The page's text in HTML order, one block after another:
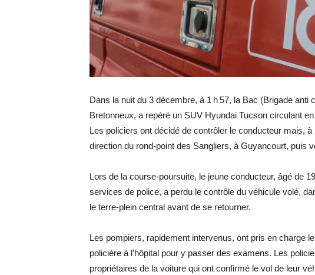
Dans la nuit du 3 décembre, à 1 h 57, la Bac (Brigade anti
Bretonneux, a repéré un SUV Hyundai Tucson circulant
Les policiers ont décidé de contrôler le conducteur mais,
direction du rond-point des Sangliers, à Guyancourt, puis
Lors de la course-poursuite, le jeune conducteur, âgé de
services de police, a perdu le contrôle du véhicule volé,
le terre-plein central avant de se retourner.
Les pompiers, rapidement intervenus, ont pris en charge
policière à l’hôpital pour y passer des examens. Les
propriétaires de la voiture qui ont confirmé le vol de leur